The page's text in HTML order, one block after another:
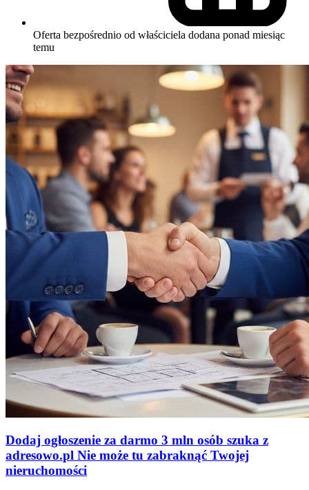
Oferta bezpośrednio od właściciela dodana ponad miesiąc
temu
Dodaj ogłoszenie za darmo 3 mln osób szuka z
adresowo.pl Nie może tu zabraknąć Twojej
nieruchomości